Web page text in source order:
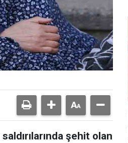
şehit olan